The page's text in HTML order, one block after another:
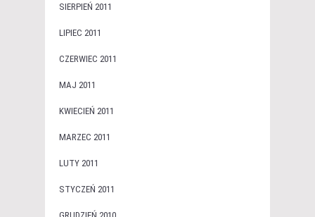
SIERPIEŃ 2011
LIPIEC 2011
CZERWIEC 2011
MAJ 2011
KWIECIEŃ 2011
MARZEC 2011
LUTY 2011
STYCZEŃ 2011